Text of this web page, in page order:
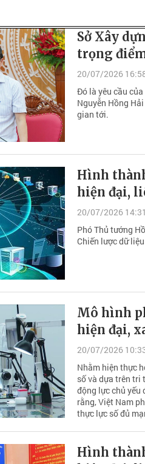
Sở Xây
trọng
20/07/2026
Đó là yêu cầu
Nguyễn Hồng
gian tới.
Hình
hiện đại,
20/07/2026 14:31
Phó Thủ tướng
Chiến lược dữ
Mô hình
hiện đại,
20/07/2026
Nhằm hiện thực
số và dựa trên tri
động lực chủ yếu
rằng, Việt Nam
thực lực số đủ
Hình